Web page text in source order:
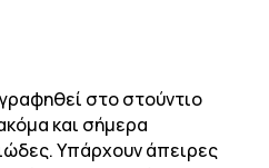
στο στούντιο
και σήμερα
Υπάρχουν άπειρες